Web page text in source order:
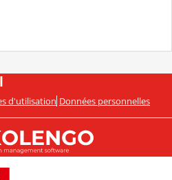
d'utilisation Données personnelles